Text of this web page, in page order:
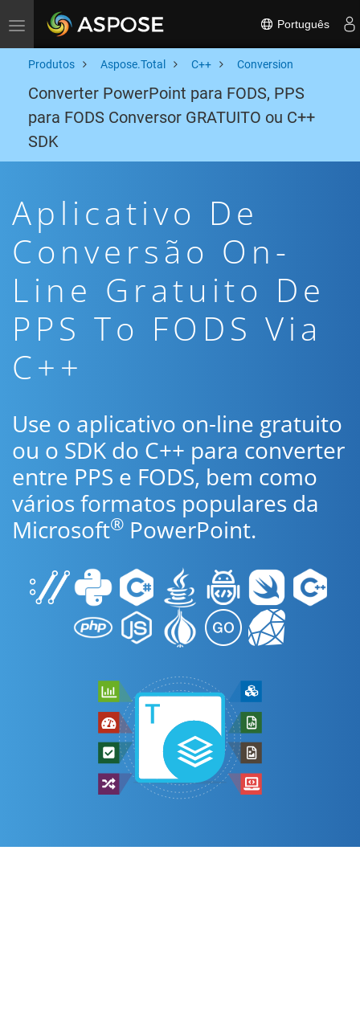
Toggle navigation Português
Produtos Aspose.Total C++ Conversion
Converter PowerPoint para FODS, PPS
para FODS Conversor GRATUITO ou C++
SDK
Aplicativo De
Conversão On-
Line Gratuito De
PPS To FODS Via
C++
Use o aplicativo on-line gratuito
ou o SDK do C++ para converter
entre PPS e FODS, bem como
vários formatos populares da
Microsoft® PowerPoint.